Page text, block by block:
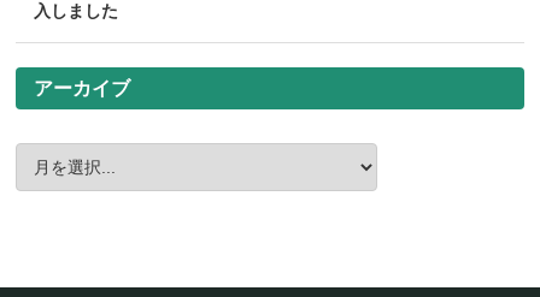
入しました
アーカイブ